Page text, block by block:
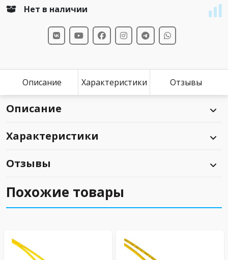
Нет в наличии
Описание Характеристики Отзывы
Описание
Характеристики
Отзывы
Похожие товары